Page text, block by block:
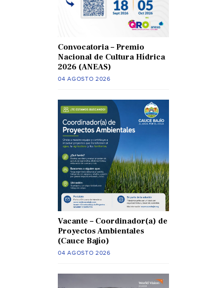
Convocatoria – Premio
Nacional de Cultura Hídrica
2026 (ANEAS)
04 AGOSTO 2026
Vacante – Coordinador(a) de
Proyectos Ambientales
(Cauce Bajío)
04 AGOSTO 2026